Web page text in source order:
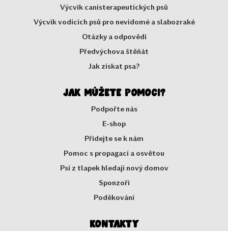
Výcvik canisterapeutických psů
Výcvik vodících psů pro nevidomé a slabozraké
Otázky a odpovědi
Předvýchova štěňát
Jak získat psa?
Jak můžete pomoci?
Podpořte nás
E-shop
Přidejte se k nám
Pomoc s propagací a osvětou
Psi z tlapek hledají nový domov
Sponzoři
Poděkování
Kontakty